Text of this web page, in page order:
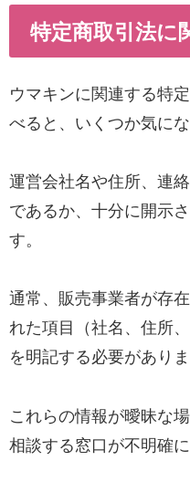
特定商取引法に
ウマキンに関連する特
べると、いくつか気に
運営会社名や住所、連
であるか、十分に開示
す。
通常、販売事業者が存
れた項目（社名、住所
を明記する必要がありま
これらの情報が曖昧な
相談する窓口が不明確